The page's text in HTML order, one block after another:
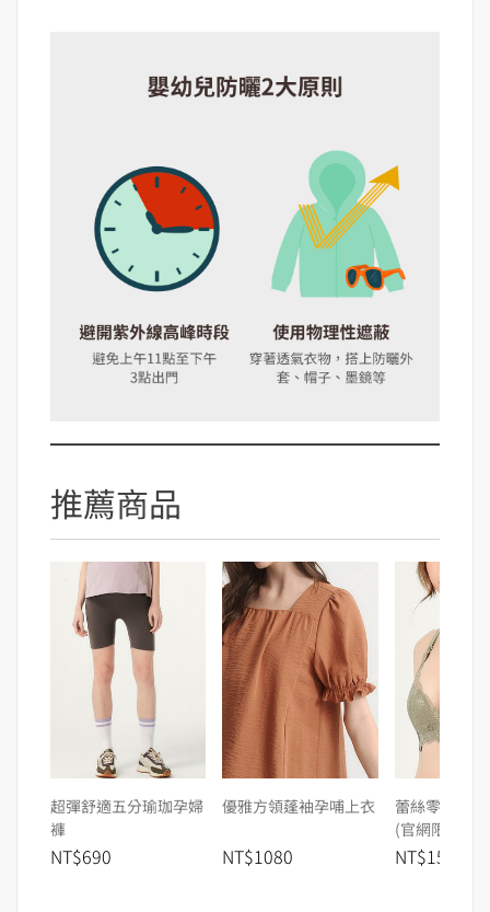
推薦商品
超彈舒適五分瑜珈孕婦
褲
NT$690
優雅方領蓬袖孕哺上衣
NT$1080
蕾絲零著感
(官網限定)
NT$1580